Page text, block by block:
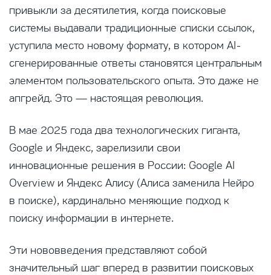
привыкли за десятилетия, когда поисковые
системы выдавали традиционные списки ссылок,
уступила место новому формату, в котором AI-
сгенерированные ответы становятся центральным
элементом пользовательского опыта. Это даже не
апгрейд. Это — настоящая революция.
В мае 2025 года два технологических гиганта,
Google и Яндекс, зарелизили свои
инновационные решения в России: Google AI
Overview и Яндекс Алису (Алиса заменила Нейро
в поиске), кардинально меняющие подход к
поиску информации в интернете.
Эти нововведения представляют собой
значительный шаг вперед в развитии поисковых